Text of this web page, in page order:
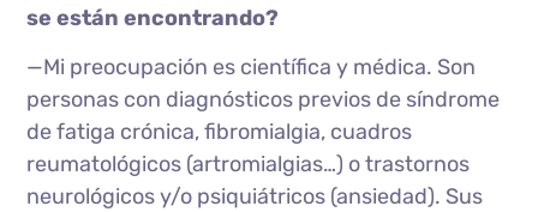
se están encontrando?
—Mi preocupación es científica y médica. Son
personas con diagnósticos previos de síndrome
de fatiga crónica, fibromialgia, cuadros
reumatológicos (artromialgias…) o trastornos
neurológicos y/o psiquiátricos (ansiedad). Sus